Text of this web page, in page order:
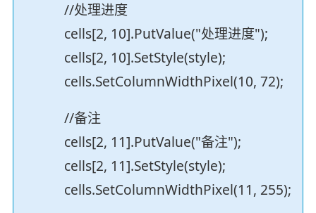
//处理进度
cells[2, 10].PutValue("处理进度");
cells[2, 10].SetStyle(style);
cells.SetColumnWidthPixel(10, 72);
//备注
cells[2, 11].PutValue("备注");
cells[2, 11].SetStyle(style);
cells.SetColumnWidthPixel(11, 255);